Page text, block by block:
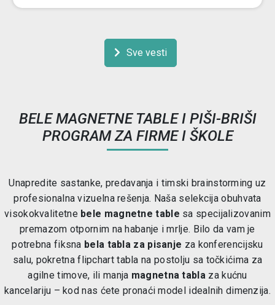
Sve vesti
BELE MAGNETNE TABLE I PIŠI-BRIŠI
PROGRAM ZA FIRME I ŠKOLE
Unapredite sastanke, predavanja i timski brainstorming uz
profesionalna vizuelna rešenja. Naša selekcija obuhvata
visokokvalitetne bele magnetne table sa specijalizovanim
premazom otpornim na habanje i mrlje. Bilo da vam je
potrebna fiksna bela tabla za pisanje za konferencijsku
salu, pokretna flipchart tabla na postolju sa točkićima za
agilne timove, ili manja magnetna tabla za kućnu
kancelariju – kod nas ćete pronaći model idealnih dimenzija.